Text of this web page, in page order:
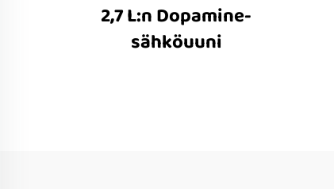
2,7 L:n Dopamine-
sähköuuni